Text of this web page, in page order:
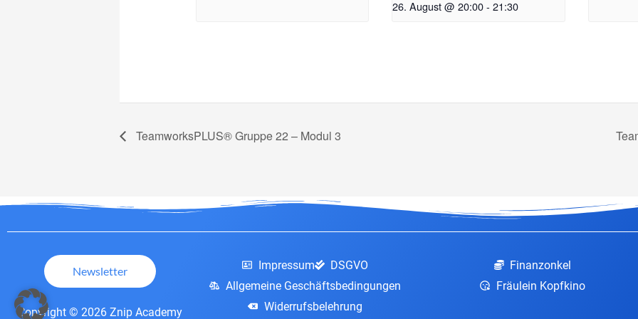
26. August @ 20:00- 21:30
TeamworksPLUS® Gruppe 22 – Modul 3
Newsletter
Copyright © 2026 Znip Academy
Impressum
DSGVO
Allgemeine Geschäftsbedingungen
Widerrufsbelehrung
Finanzonkel
Fräulein Kopfkino